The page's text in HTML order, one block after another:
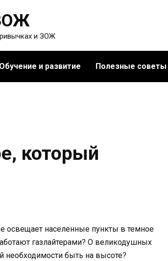
и ЗОЖ
Обучение и развитие Полезные советы
который
освещает населенные пункты в темное
газлайтерами? О великодушных
необходимости быть на высоте?